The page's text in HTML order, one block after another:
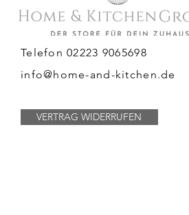
Telefon 02223 9065698
info@home-and-kitchen.de
VERTRAG WIDERRUFEN